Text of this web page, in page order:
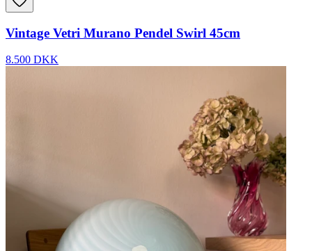
Vintage Vetri Murano Pendel Swirl 45cm
8.500 DKK